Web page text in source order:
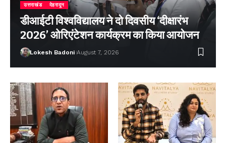
उत्तराखंड देहरादून
डीआईटी विश्वविद्यालय ने दो दिवसीय ‘दीक्षारंभ
2026’ ओरिएंटेशन कार्यक्रम का किया आयोजन
Lokesh Badoni August 7, 2026